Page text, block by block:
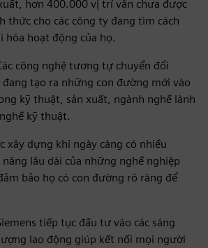
hơn 400.000 vị trí vẫn chưa được
thức cho các công ty đang tìm cách
hóa hoạt động của họ.
công nghệ tương tự chuyển đổi
tạo ra những con đường mới vào
kỹ thuật, sản xuất, ngành nghề lành
kỹ thuật.
xây dựng khi ngày càng có nhiều
lâu dài của những nghề nghiệp
bảo họ có con đường rõ ràng để
tiếp tục đầu tư vào các sáng
lao động giúp kết nối mọi người